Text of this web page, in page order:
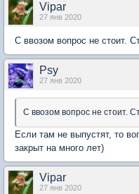
Vipar
27 янв 2020
С ввозом вопрос не стоит.
Psy
27 янв 2020
С ввозом вопрос не стоит.
Если там не выпустят, то
закрыт на много лет)
Vipar
27 янв 2020